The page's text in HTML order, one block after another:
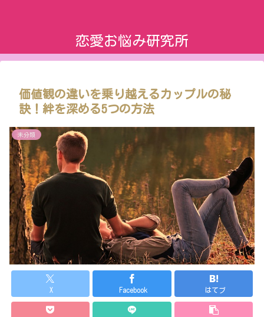
恋愛お悩み研究所
価値観の違いを乗り越えるカップルの秘
訣！絆を深める5つの方法
未分類
X Facebook はてブ